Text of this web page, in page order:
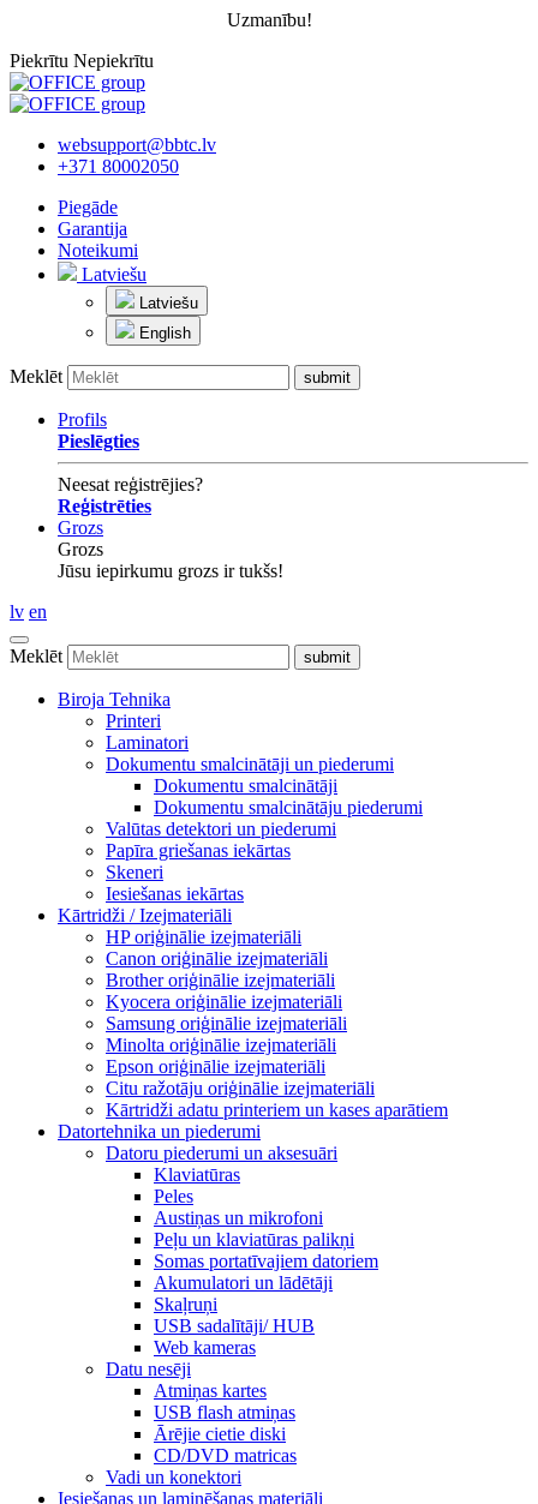
Uzmanību!
Piekrītu Nepiekrītu
websupport@bbtc.lv
+371 80002050
Piegāde
Garantija
Noteikumi
Latviešu
Latviešu
English
Meklēt
Profils
Pieslēgties
Neesat reģistrējies?
Reģistrēties
Grozs
Grozs
Jūsu iepirkumu grozs ir tukšs!
lv en
Meklēt
Biroja Tehnika
Printeri
Laminatori
Dokumentu smalcinātāji un piederumi
Dokumentu smalcinātāji
Dokumentu smalcinātāju piederumi
Valūtas detektori un piederumi
Papīra griešanas iekārtas
Skeneri
Iesiešanas iekārtas
Kārtridži / Izejmateriāli
HP oriģinālie izejmateriāli
Canon oriģinālie izejmateriāli
Brother oriģinālie izejmateriāli
Kyocera oriģinālie izejmateriāli
Samsung oriģinālie izejmateriāli
Minolta oriģinālie izejmateriāli
Epson oriģinālie izejmateriāli
Citu ražotāju oriģinālie izejmateriāli
Kārtridži adatu printeriem un kases aparātiem
Datortehnika un piederumi
Datoru piederumi un aksesuāri
Klaviatūras
Peles
Austiņas un mikrofoni
Peļu un klaviatūras palikņi
Somas portatīvajiem datoriem
Akumulatori un lādētāji
Skaļruņi
USB sadalītāji/ HUB
Web kameras
Datu nesēji
Atmiņas kartes
USB flash atmiņas
Ārējie cietie diski
CD/DVD matricas
Vadi un konektori
Iesiešanas un laminēšanas materiāli